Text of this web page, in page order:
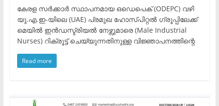
കേരള സർക്കാർ സ്ഥാപനമായ ഒഡെപെക് (ODEPC) വഴി
യു.എ.ഇ-യിലെ (UAE) പ്രമുഖ ഹോസ്പിറ്റൽ ഗ്രൂപ്പിലേക്ക്
മെയിൽ ഇൻഡസ്ട്രിയൽ നേഴ്സുമാരെ (Male Industrial
Nurses) റിക്രൂട്ട് ചെയ്യുന്നതിനുള്ള വിജ്ഞാപനത്തിന്റെ
Read more